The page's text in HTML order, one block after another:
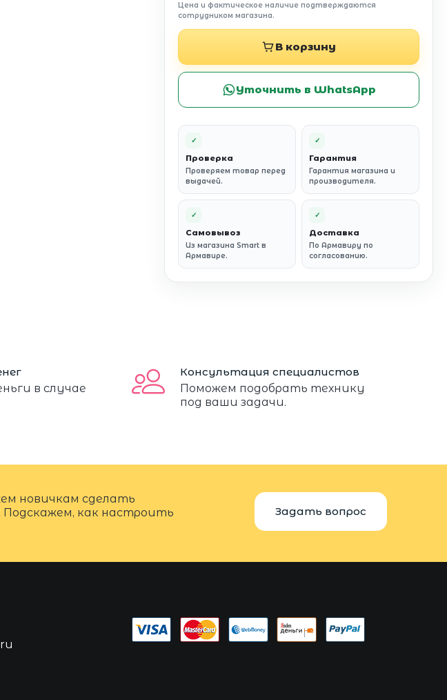
Цена и фактическое наличие подтверждаются
сотрудником магазина.
В корзину
Уточнить в WhatsApp
✓
Проверка
Проверяем товар перед
выдачей.
✓
Гарантия
Гарантия магазина и
производителя.
✓
Самовывоз
Из магазина Smart в
Армавире.
✓
Доставка
По Армавиру по
согласованию.
в случае
Консультация специалистов
Поможем подобрать технику
под ваши задачи.
новичкам сделать
как настроить
Задать вопрос